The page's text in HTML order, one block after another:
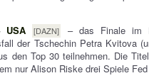
USA [DAZN]
– das Finale im
der Tschechin Petra Kvitova
den Top 30 teilnehmen. Die
nur Alison Riske drei Spiele